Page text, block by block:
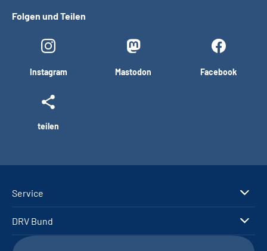
Folgen und Teilen
Instagram Mastodon Facebook
teilen
Service
DRV Bund